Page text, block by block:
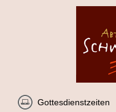
Gottesdienstzeiten